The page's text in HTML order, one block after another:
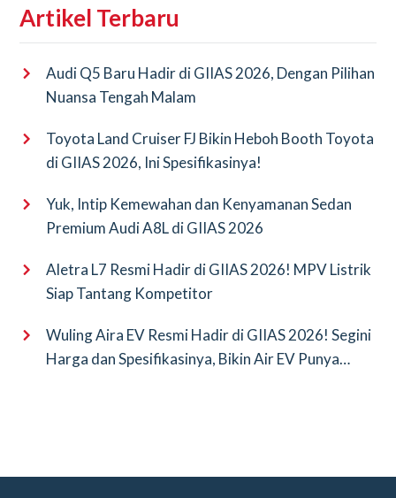
Artikel Terbaru
Audi Q5 Baru Hadir di GIIAS 2026, Dengan Pilihan
Nuansa Tengah Malam
Toyota Land Cruiser FJ Bikin Heboh Booth Toyota
di GIIAS 2026, Ini Spesifikasinya!
Yuk, Intip Kemewahan dan Kenyamanan Sedan
Premium Audi A8L di GIIAS 2026
Aletra L7 Resmi Hadir di GIIAS 2026! MPV Listrik
Siap Tantang Kompetitor
Wuling Aira EV Resmi Hadir di GIIAS 2026! Segini
Harga dan Spesifikasinya, Bikin Air EV Punya